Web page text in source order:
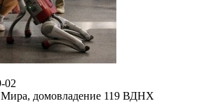
02
домовладение 119 ВДНХ